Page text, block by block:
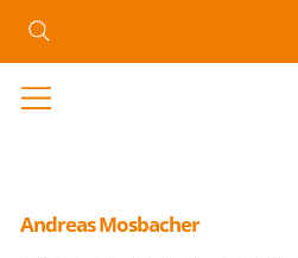
Andreas Mosbacher